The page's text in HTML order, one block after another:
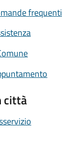
frequenti
città